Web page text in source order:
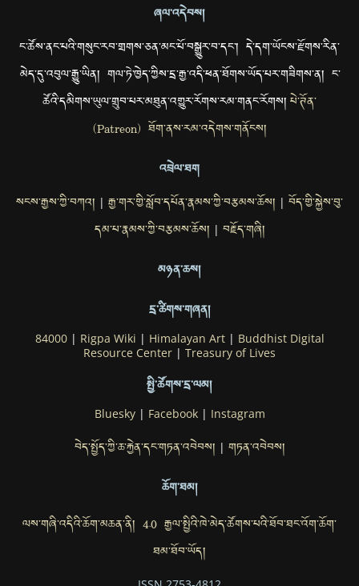
ཞལ་འདེབས།
ང་ཚོས་ནང་པའི་གསུང་རབ་གྲགས་ཅན་མང་པོ་བསྒྱུར་བ་དང་། དེ་དག་ཡོངས་རྫོགས་རིན་
མེད་དུ་འབུལ་རྒྱུ་ཡིན། གལ་ཏེ་ཁྱེད་ཀྱིས་དྲ་རྒྱ་འདི་ཕན་ཐོགས་ཡོད་པར་གཟིགས་ན། ང་
ཚོའི་དམིགས་ཡུལ་གྲུབ་པར་མཐུན་འགྱུར་རོགས་རམ་གནང་རོགས།པེ་ཊོན་
(Patreon) ཐོག་ནས་རམ་འདེགས་གནོངས།
འབྲེལ་ཐག
སངས་རྒྱས་ཀྱི་བཀའ། | རྒྱ་གར་གྱི་སློབ་དཔོན་རྣམས་ཀྱི་བརྩམས་ཆོས། | བོད་གྱི་སྐྱེས་བུ་
དམ་པ་རྣམས་ཀྱི་བརྩམས་ཆོས། | བརྗོད་གཞི།
མཉན་ཆས།
དྲ་ཚིགས་གཞན།
84000| Rigpa Wiki | Himalayan Art| Buddhist Digital
Resource Center | Treasury of Lives
སྤྱི་ཚོགས་དྲ་ལམ།
Bluesky| Facebook| Instagram
བེད་སྤྱོད་ཀྱི་ཆ་རྐྱེན་དང་གཏན་འབེབས། | གཏན་འབེབས།
ཆོག་ཐམ།
ལས་གཞི་འདིའི་ཆོག་མཆན་ནི། 4.0 རྒྱལ་སྤྱིའི་ཁེ་མེད་ཚོགས་པའི་ཐོབ་ཐང་འོག་ཆོག་
ཐམ་ཐོབ་ཡོད།